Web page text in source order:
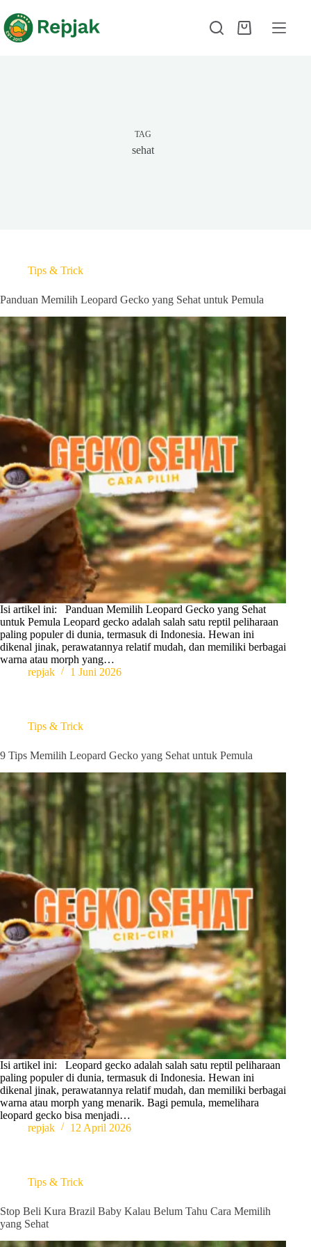
TAG
sehat
Tips & Trick
Panduan Memilih Leopard Gecko yang Sehat untuk Pemula
Isi artikel ini: Panduan Memilih Leopard Gecko yang Sehat
untuk Pemula Leopard gecko adalah salah satu reptil peliharaan
paling populer di dunia, termasuk di Indonesia. Hewan ini
dikenal jinak, perawatannya relatif mudah, dan memiliki berbagai
warna atau morph yang…
repjak
1 Juni 2026
Tips & Trick
9 Tips Memilih Leopard Gecko yang Sehat untuk Pemula
Isi artikel ini: Leopard gecko adalah salah satu reptil peliharaan
paling populer di dunia, termasuk di Indonesia. Hewan ini
dikenal jinak, perawatannya relatif mudah, dan memiliki berbagai
warna atau morph yang menarik. Bagi pemula, memelihara
leopard gecko bisa menjadi…
repjak
12 April 2026
Tips & Trick
Stop Beli Kura Brazil Baby Kalau Belum Tahu Cara Memilih
yang Sehat